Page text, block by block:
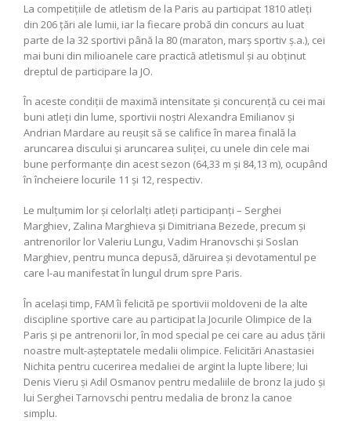
La competițiile de atletism de la Paris au participat 1810 atleți
din 206 țări ale lumii, iar la fiecare probă din concurs au luat
parte de la 32 sportivi până la 80 (maraton, marș sportiv ș.a.), cei
mai buni din milioanele care practică atletismul și au obținut
dreptul de participare la JO.
În aceste condiții de maximă intensitate și concurență cu cei mai
buni atleți din lume, sportivii noștri Alexandra Emilianov și
Andrian Mardare au reușit să se califice în marea finală la
aruncarea discului și aruncarea suliței, cu unele din cele mai
bune performanțe din acest sezon (64,33 m și 84,13 m), ocupând
în încheiere locurile 11 și 12, respectiv.
Le mulțumim lor și celorlalți atleți participanți – Serghei
Marghiev, Zalina Marghieva și Dimitriana Bezede, precum și
antrenorilor lor Valeriu Lungu, Vadim Hranovschi și Soslan
Marghiev, pentru munca depusă, dăruirea și devotamentul pe
care l-au manifestat în lungul drum spre Paris.
În același timp, FAM îi felicită pe sportivii moldoveni de la alte
discipline sportive care au participat la Jocurile Olimpice de la
Paris și pe antrenorii lor, în mod special pe cei care au adus țării
noastre mult-așteptatele medalii olimpice. Felicitări Anastasiei
Nichita pentru cucerirea medaliei de argint la lupte libere; lui
Denis Vieru și Adil Osmanov pentru medaliile de bronz la judo și
lui Serghei Tarnovschi pentru medalia de bronz la canoe
simplu.